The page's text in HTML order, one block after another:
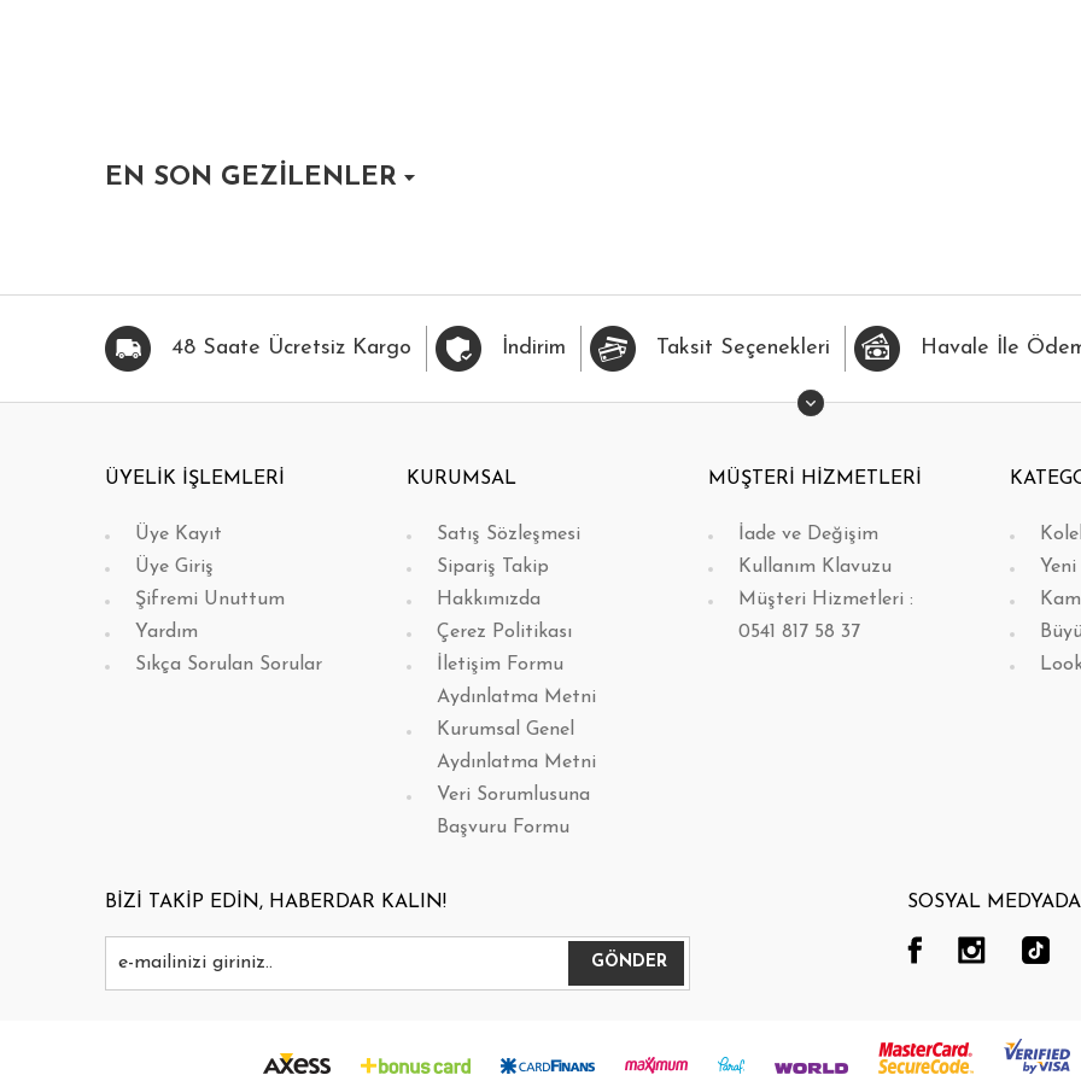
HIZLI BAK FAVORİLERİME EKLE HIZLI BAK FAVORİLERİME EKLE HIZLI BAK FAVORİLERİME EKLE
EN SON GEZİLENLER
48 Saate Ücretsiz Kargo İndirim Taksit Seçenekleri Havale İle
ÜYELİK İŞLEMLERİ
Üye Kayıt
Üye Giriş
Şifremi Unuttum
Yardım
Sıkça Sorulan Sorular
KURUMSAL
Satış Sözleşmesi
Sipariş Takip
Hakkımızda
Çerez Politikası
İletişim Formu
Aydınlatma Metni
Kurumsal Genel
Aydınlatma Metni
Veri Sorumlusuna
Başvuru Formu
MÜŞTERİ HİZMETLERİ
İade ve Değişim
Kullanım Klavuzu
Müşteri Hizmetleri :
0541 817 58 37
BİZİ TAKİP EDİN, HABERDAR KALIN! SOSYAL